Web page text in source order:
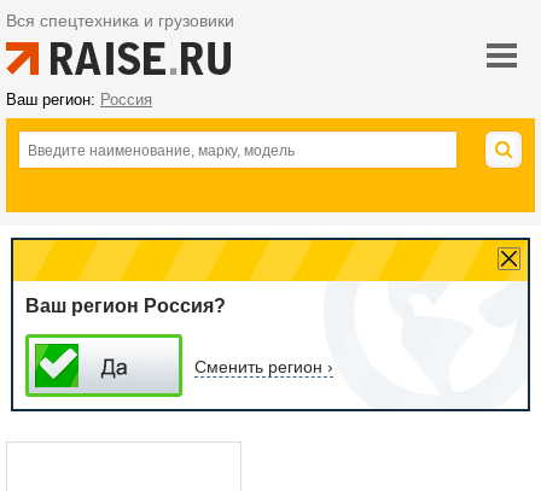
Вся спецтехника и грузовики
Ваш регион: Россия
Ваш регион Россия?
Сменить регион ›